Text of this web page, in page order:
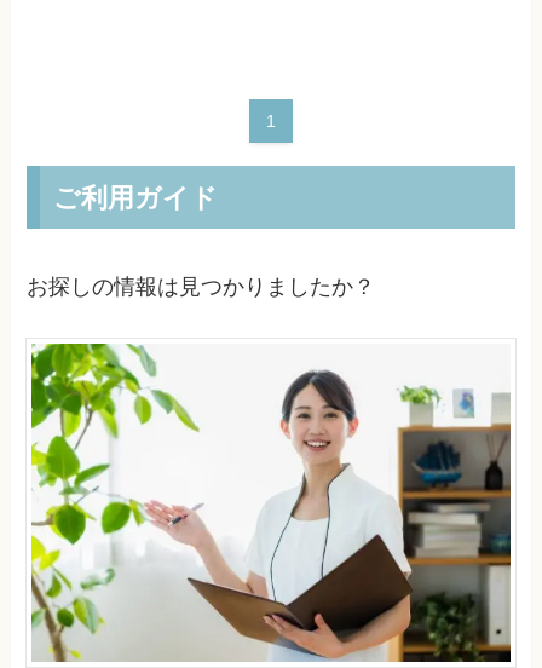
1
ご利用ガイド
お探しの情報は見つかりましたか？